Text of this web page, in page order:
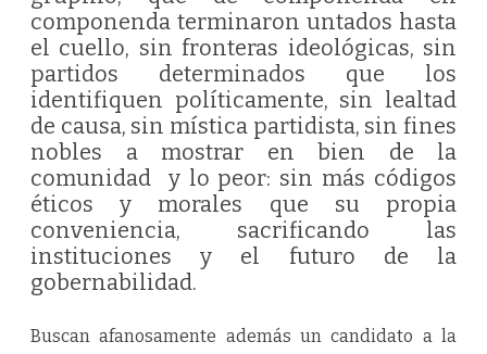
componenda terminaron untados hasta
el cuello, sin fronteras ideológicas, sin
partidos determinados que los
identifiquen políticamente, sin lealtad
de causa, sin mística partidista, sin fines
nobles a mostrar en bien de la
comunidad y lo peor: sin más códigos
éticos y morales que su propia
conveniencia, sacrificando las
instituciones y el futuro de la
gobernabilidad.
Buscan afanosamente además un candidato a la